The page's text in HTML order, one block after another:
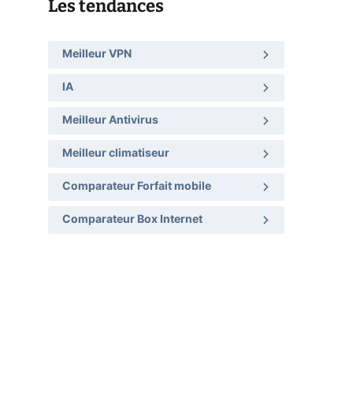
Les tendances
Meilleur VPN
IA
Meilleur Antivirus
Meilleur climatiseur
Comparateur Forfait mobile
Comparateur Box Internet